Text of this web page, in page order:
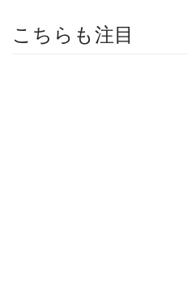
こちらも注目